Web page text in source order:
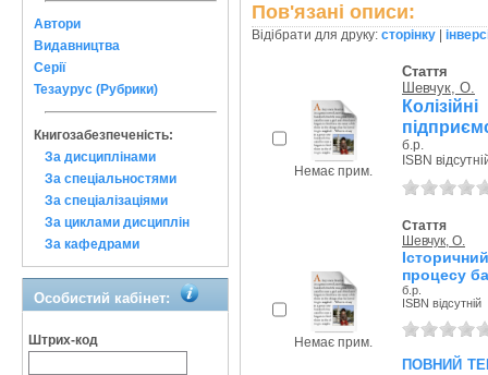
Автори
Видавництва
Серії
Тезаурус (Рубрики)
Книгозабезпеченість:
За дисциплінами
За спеціальностями
За спеціалізаціями
За циклами дисциплін
За кафедрами
Особистий кабінет:
Штрих-код
Пов'язані описи:
Відібрати для друку: сторінку
Немає прим.
Стаття
Шевчук, О.
б.р.
ISBN
Немає прим.
Стаття
Шевчук, О.
процесу
б.р.
ISBN відсутній
повний